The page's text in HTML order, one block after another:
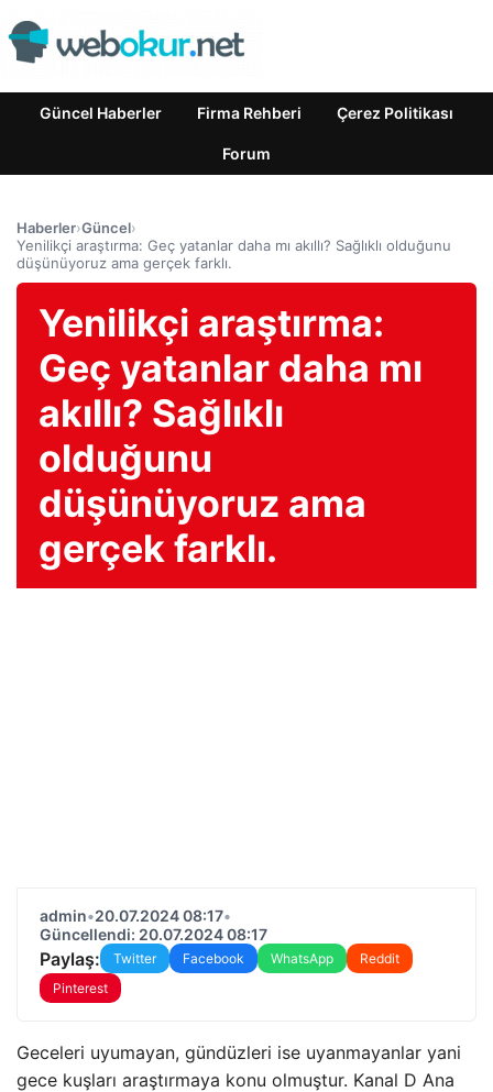
Güncel Haberler Firma Rehberi Çerez Politikası
Forum
Haberler›Güncel›
Yenilikçi araştırma: Geç yatanlar daha mı akıllı? Sağlıklı olduğunu
düşünüyoruz ama gerçek farklı.
Yenilikçi araştırma:
Geç yatanlar daha mı
akıllı? Sağlıklı
olduğunu
düşünüyoruz ama
gerçek farklı.
admin•20.07.2024 08:17•
Güncellendi: 20.07.2024 08:17
Paylaş: Twitter Facebook WhatsApp
Reddit
Pinterest
Geceleri uyumayan, gündüzleri ise uyanmayanlar yani
gece kuşları araştırmaya konu olmuştur. Kanal D Ana